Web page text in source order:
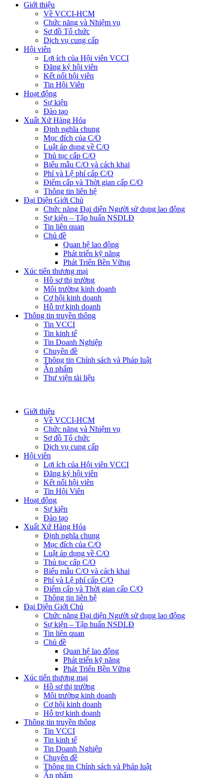
Giới thiệu
Về VCCI-HCM
Chức năng và Nhiệm vụ
Sơ đồ Tổ chức
Dịch vụ cung cấp
Hội viên
Lợi ích của Hội viên VCCI
Đăng ký hội viên
Kết nối hội viên
Tin Hội Viên
Hoạt động
Sự kiện
Đào tạo
Xuất Xứ Hàng Hóa
Định nghĩa chung
Mục đích của C/O
Luật áp dụng về C/O
Thủ tục cấp C/O
Biểu mẫu C/O và cách khai
Phí và Lệ phí cấp C/O
Điểm cấp và Thời gian cấp C/O
Thông tin liên hệ
Đại Diện Giới Chủ
Chức năng Đại diện Người sử dụng lao động
Sự kiện – Tập huấn NSDLĐ
Tin liên quan
Chủ đề
Quan hệ lao động
Phát triển kỹ năng
Phát Triển Bền Vững
Xúc tiến thương mại
Hồ sơ thị trường
Môi trường kinh doanh
Cơ hội kinh doanh
Hỗ trợ kinh doanh
Thông tin truyền thông
Tin VCCI
Tin kinh tế
Tin Doanh Nghiệp
Chuyên đề
Thông tin Chính sách và Pháp luật
Ấn phẩm
Thư viện tài liệu
Giới thiệu
Về VCCI-HCM
Chức năng và Nhiệm vụ
Sơ đồ Tổ chức
Dịch vụ cung cấp
Hội viên
Lợi ích của Hội viên VCCI
Đăng ký hội viên
Kết nối hội viên
Tin Hội Viên
Hoạt động
Sự kiện
Đào tạo
Xuất Xứ Hàng Hóa
Định nghĩa chung
Mục đích của C/O
Luật áp dụng về C/O
Thủ tục cấp C/O
Biểu mẫu C/O và cách khai
Phí và Lệ phí cấp C/O
Điểm cấp và Thời gian cấp C/O
Thông tin liên hệ
Đại Diện Giới Chủ
Chức năng Đại diện Người sử dụng lao động
Sự kiện – Tập huấn NSDLĐ
Tin liên quan
Chủ đề
Quan hệ lao động
Phát triển kỹ năng
Phát Triển Bền Vững
Xúc tiến thương mại
Hồ sơ thị trường
Môi trường kinh doanh
Cơ hội kinh doanh
Hỗ trợ kinh doanh
Thông tin truyền thông
Tin VCCI
Tin kinh tế
Tin Doanh Nghiệp
Chuyên đề
Thông tin Chính sách và Pháp luật
Ấn phẩm